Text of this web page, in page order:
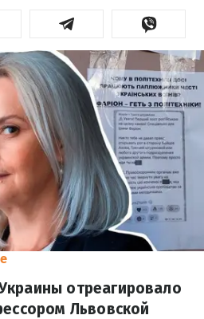
отреагировало
Львовской